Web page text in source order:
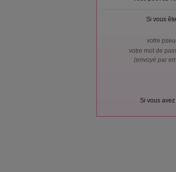
Si vous
votre
votre mot de
(envoyé par
Si vous